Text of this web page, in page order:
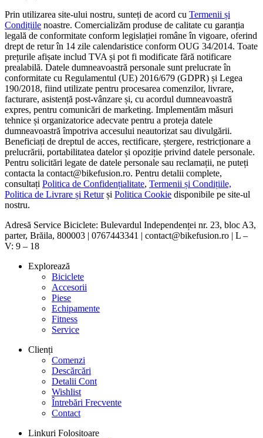
Prin utilizarea site-ului nostru, sunteți de acord cu Termenii și
Condițiile noastre. Comercializăm produse de calitate cu garanția
legală de conformitate conform legislației române în vigoare, oferind
drept de retur în 14 zile calendaristice conform OUG 34/2014. Toate
prețurile afișate includ TVA și pot fi modificate fără notificare
prealabilă. Datele dumneavoastră personale sunt prelucrate în
conformitate cu Regulamentul (UE) 2016/679 (GDPR) și Legea
190/2018, fiind utilizate pentru procesarea comenzilor, livrare,
facturare, asistență post-vânzare și, cu acordul dumneavoastră
expres, pentru comunicări de marketing. Implementăm măsuri
tehnice și organizatorice adecvate pentru a proteja datele
dumneavoastră împotriva accesului neautorizat sau divulgării.
Beneficiați de dreptul de acces, rectificare, ștergere, restricționare a
prelucrării, portabilitatea datelor și opoziție privind datele personale.
Pentru solicitări legate de datele personale sau reclamații, ne puteți
contacta la contact@bikefusion.ro. Pentru detalii complete,
consultați Politica de Confidențialitate, Termenii și Condițiile,
Politica de Livrare și Returși Politica Cookie disponibile pe site-ul
nostru.
Adresă Service Biciclete: Bulevardul Independenței nr. 23, bloc A3,
parter, Brăila, 800003 | 0767443341 | contact@bikefusion.ro | L –
V: 9 – 18
Explorează
Biciclete
Accesorii
Piese
Echipamente
Fitness
Service
Clienți
Comenzi
Descărcări
Detalii Cont
Wishlist
Întrebări Frecvente
Contact
Linkuri Folositoare